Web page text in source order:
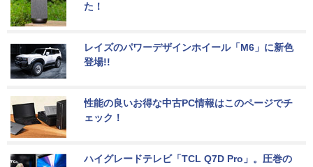
た！
レイズのパワーデザインホイール「M6」に新色
登場!!
性能の良いお得な中古PC情報はこのページでチ
ェック！
ハイグレードテレビ「TCL Q7D Pro」。圧巻の